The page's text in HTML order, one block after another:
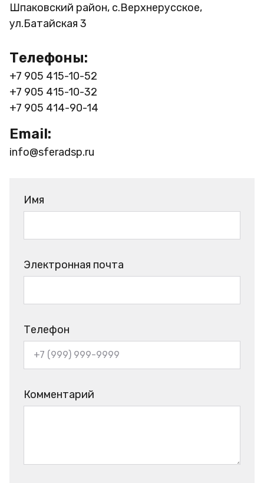
Шпаковский район, с.Верхнерусское,
ул.Батайская 3
Телефоны:
+7 905 415-10-52
+7 905 415-10-32
+7 905 414-90-14
Email:
info@sferadsp.ru
Имя
Электронная почта
Телефон
Комментарий